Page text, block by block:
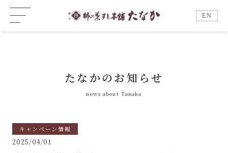
EN
たなかのお知らせ
news about Tanaka
キャンペーン情報
2025/04/01